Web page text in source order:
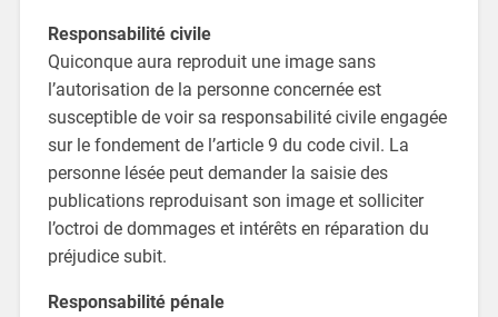
Responsabilité civile
Quiconque aura reproduit une image sans
l’autorisation de la personne concernée est
susceptible de voir sa responsabilité civile engagée
sur le fondement de l’article 9 du code civil. La
personne lésée peut demander la saisie des
publications reproduisant son image et solliciter
l’octroi de dommages et intérêts en réparation du
préjudice subit.
Responsabilité pénale